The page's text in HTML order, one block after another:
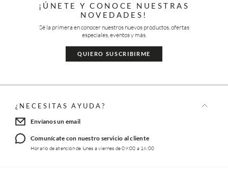
¡ÚNETE Y CONOCE NUESTRAS
NOVEDADES!
Sé la primera en conocer nuestros nuevos productos, ofertas
especiales, eventos y más.
QUIERO SUSCRIBIRME
¿NECESITAS AYUDA?
Envíanos un email
Comunícate con nuestro servicio al cliente
Horario de atención de lunes a viernes de 09:00 a 16:00